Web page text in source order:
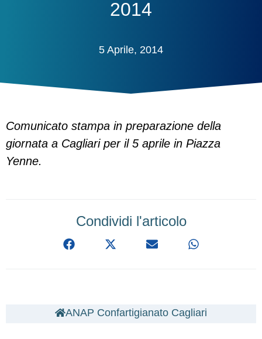
2014
5 Aprile, 2014
Comunicato stampa in preparazione della
giornata a Cagliari per il 5 aprile in Piazza
Yenne.
Condividi l'articolo
ANAP Confartigianato Cagliari